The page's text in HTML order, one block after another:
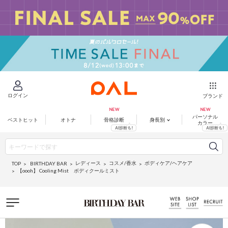
ログイン ブランド
ベストヒット オトナ 骨格診断 身長別
パーソナル
カラー
TOP BIRTHDAY BAR レディース コスメ/香水
ボディケア/ヘアケア
【oooh】 Cooling Mist ボディクールミスト